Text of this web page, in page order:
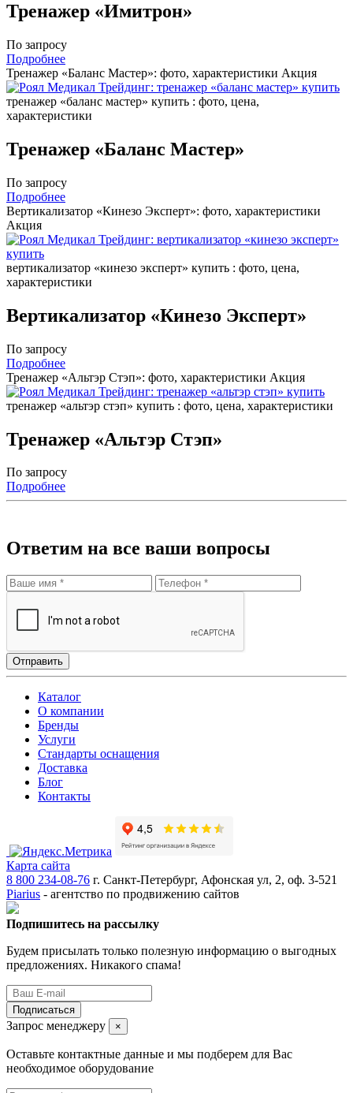
Тренажер «Имитрон»
По запросу
Подробнее
Тренажер «Баланс Мастер»: фото, характеристики Акция
тренажер «баланс мастер» купить : фото, цена,
характеристики
Тренажер «Баланс Мастер»
По запросу
Подробнее
Вертикализатор «Кинезо Эксперт»: фото, характеристики
Акция
вертикализатор «кинезо эксперт» купить : фото, цена,
характеристики
Вертикализатор «Кинезо Эксперт»
По запросу
Подробнее
Тренажер «Альтэр Стэп»: фото, характеристики Акция
тренажер «альтэр стэп» купить : фото, цена, характеристики
Тренажер «Альтэр Стэп»
По запросу
Подробнее
Ответим на все ваши вопросы
Отправить
Каталог
О компании
Бренды
Услуги
Стандарты оснащения
Доставка
Блог
Контакты
Карта сайта
8 800 234-08-76 г. Санкт-Петербург, Афонская ул, 2, оф. 3-521
Piarius - агентство по продвижению сайтов
Подпишитесь на рассылку
Будем присылать только полезную информацию о выгодных
предложениях. Никакого спама!
Подписаться
Запрос менеджеру ×
Оставьте контактные данные и мы подберем для Вас
необходимое оборудование